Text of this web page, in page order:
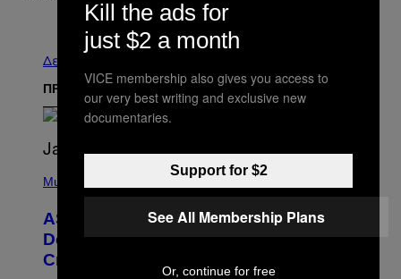
Παλαιά
Δείτε τα όλα
ΠΡΟΣΦΑΤΑ
H
O
B
Y
M
Music
ASAP Rocky Seemingly Gives
Definitive Answer on Tyler, The
Creator’s Sexuality
Kill the ads for
just $2 a month
VICE membership also gives you access to
our very best writing and exclusive new
documentaries.
Support for $2
See All Membership Plans
Or, continue for free